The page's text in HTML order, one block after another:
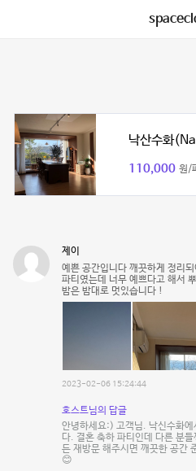
낙산수화
110,000 원/
제이
예쁜 공간입니다 깨끗하게 정리
파티였는데 너무 예쁘다고 해서
밤은 밤대로 멋있습니다 !
2023-02-06 15:24:44
호스트님의 답글
안녕하세요:) 고객님. 낙신수화에
다. 결혼 축하 파티인데 다른 분
든 재방문 해주시면 깨끗한 공간
😊